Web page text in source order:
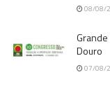
08/08/
Douro
07/08/